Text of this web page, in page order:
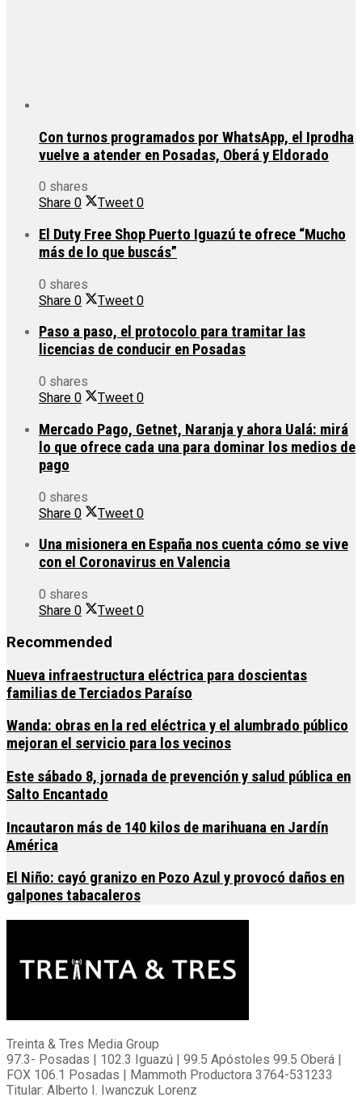
Con turnos programados por WhatsApp, el Iprodha
vuelve a atender en Posadas, Oberá y Eldorado
0 shares
Share 0 Tweet 0
El Duty Free Shop Puerto Iguazú te ofrece “Mucho
más de lo que buscás”
0 shares
Share 0 Tweet 0
Paso a paso, el protocolo para tramitar las
licencias de conducir en Posadas
0 shares
Share 0 Tweet 0
Mercado Pago, Getnet, Naranja y ahora Ualá: mirá
lo que ofrece cada una para dominar los medios de
pago
0 shares
Share 0 Tweet 0
Una misionera en España nos cuenta cómo se vive
con el Coronavirus en Valencia
0 shares
Share 0 Tweet 0
Recommended
Nueva infraestructura eléctrica para doscientas
familias de Terciados Paraíso
Wanda: obras en la red eléctrica y el alumbrado público
mejoran el servicio para los vecinos
Este sábado 8, jornada de prevención y salud pública en
Salto Encantado
Incautaron más de 140 kilos de marihuana en Jardín
América
El Niño: cayó granizo en Pozo Azul y provocó daños en
galpones tabacaleros
Treinta & Tres Media Group
97.3- Posadas | 102.3 Iguazú | 99.5 Apóstoles 99.5 Oberá |
FOX 106.1 Posadas | Mammoth Productora 3764-531233
Titular: Alberto I. Iwanczuk Lorenz